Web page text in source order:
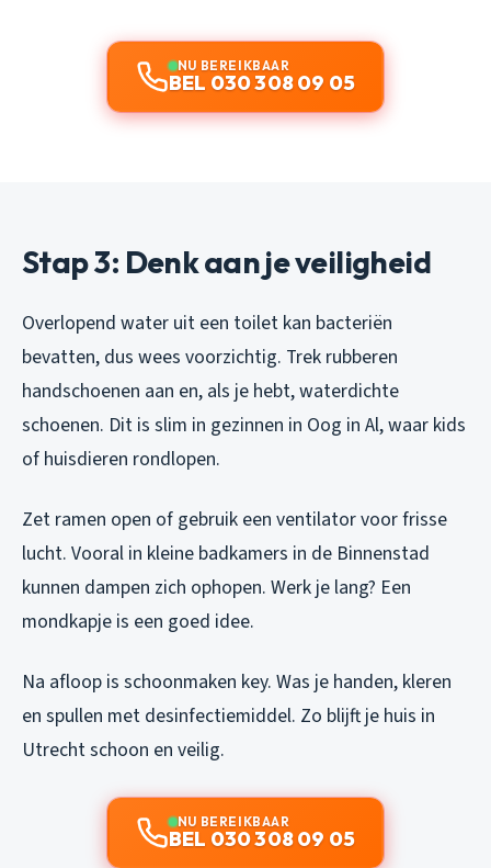
NU BEREIKBAAR
BEL 030 308 09 05
Stap 3: Denk aan je veiligheid
Overlopend water uit een toilet kan bacteriën
bevatten, dus wees voorzichtig. Trek rubberen
handschoenen aan en, als je hebt, waterdichte
schoenen. Dit is slim in gezinnen in Oog in Al, waar kids
of huisdieren rondlopen.
Zet ramen open of gebruik een ventilator voor frisse
lucht. Vooral in kleine badkamers in de Binnenstad
kunnen dampen zich ophopen. Werk je lang? Een
mondkapje is een goed idee.
Na afloop is schoonmaken key. Was je handen, kleren
en spullen met desinfectiemiddel. Zo blijft je huis in
Utrecht schoon en veilig.
NU BEREIKBAAR
BEL 030 308 09 05